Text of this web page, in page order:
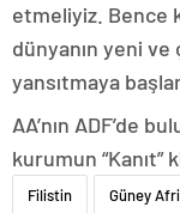
etmeliyiz. Bence
dünyanın yeni
yansıtmaya
AA’nın ADF’de
kurumun “Kanıt”
Filistin Güney